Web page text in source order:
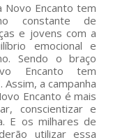
Novo Encanto tem
constante de
e jovens com a
emocional e
Sendo o braço
Encanto tem
a campanha
Encanto é mais
conscientizar e
E os milhares de
utilizar essa